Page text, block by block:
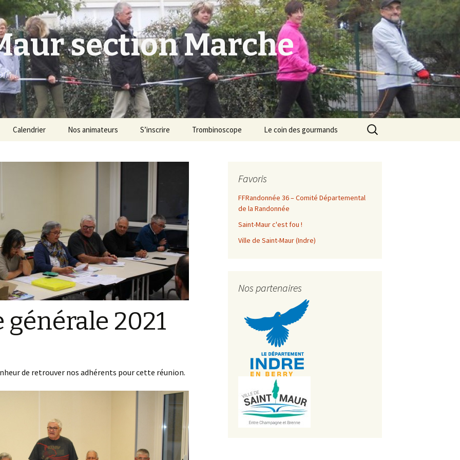
section Marche
!
Calendrier Nos animateurs S’inscrire Trombinoscope Le coin des gourmands
Rechercher :
2021
de retrouver nos adhérents pour cette réunion.
Favoris
FFRandonnée 36 – Comité Départemental
de la Randonnée
Saint-Maur c'est fou !
Ville de Saint-Maur (Indre)
Nos partenaires